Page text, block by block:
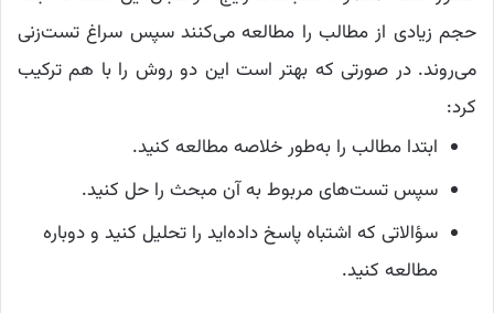
حجم زیادی از مطالب را مطالعه می‌کنند سپس سراغ تست‌زنی
می‌روند. در صورتی که بهتر است این دو روش را با هم ترکیب
کرد:
ابتدا مطالب را به‌طور خلاصه مطالعه کنید.
سپس تست‌های مربوط به آن مبحث را حل کنید.
سؤالاتی که اشتباه پاسخ داده‌اید را تحلیل کنید و دوباره
مطالعه کنید.